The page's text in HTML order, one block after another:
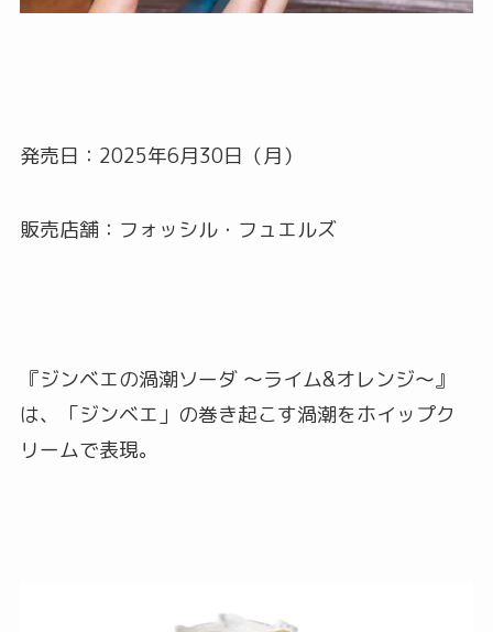
発売日：2025年6月30日（月）
販売店舗：フォッシル・フュエルズ
『ジンベエの渦潮ソーダ ～ライム&オレンジ～』
は、「ジンベエ」の巻き起こす渦潮をホイップク
リームで表現。